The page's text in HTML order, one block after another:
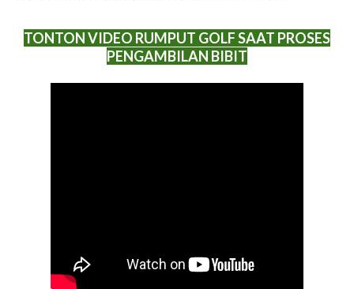
TONTON VIDEO RUMPUT GOLF SAAT PROSES
PENGAMBILAN BIBIT